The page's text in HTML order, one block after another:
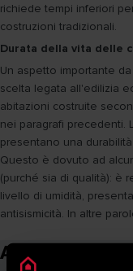
richiede tempi inferiori
costruzioni tradizionali.
Durata della vita delle
Un aspetto importante
scelta legata all'edilizia
abitazioni costruite
nei paragrafi precedenti.
presentano una
Questo è dovuto ad
(purché sia di qualità): è
livello di umidità,
antisismicità. In altre
Articoli correlati